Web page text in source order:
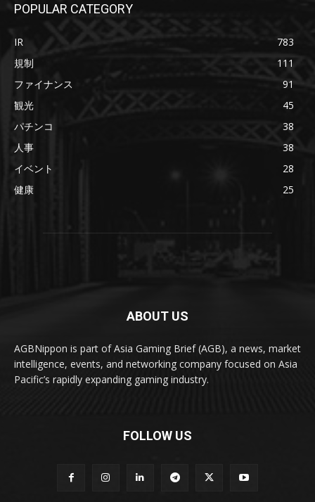
POPULAR CATEGORY
IR
783
規制
111
ファイナンス
91
観光
45
パチンコ
38
人事
38
イベント
28
健康
25
ABOUT US
AGBNippon is part of Asia Gaming Brief (AGB), a news, market
intelligence, events, and networking company focused on Asia
Pacific’s rapidly expanding gaming industry.
FOLLOW US